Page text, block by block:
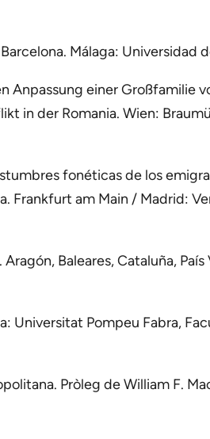
Málaga: Universidad
Anpassung einer Großfamilie
in der Romania. Wien:
fonéticas de los
Frankfurt am Main / Madrid:
Baleares, Cataluña, País
Universitat Pompeu Fabra,
Pròleg de William F.